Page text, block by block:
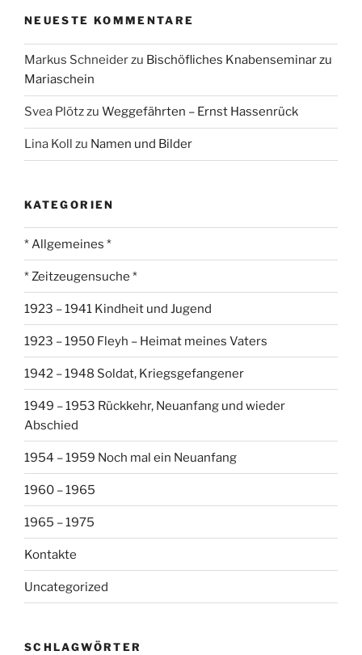
NEUESTE KOMMENTARE
Markus Schneiderzu Bischöfliches Knabenseminar zu
Mariaschein
Svea Plötzzu Weggefährten – Ernst Hassenrück
Lina Koll zu Namen und Bilder
KATEGORIEN
* Allgemeines *
* Zeitzeugensuche *
1923 – 1941 Kindheit und Jugend
1923 – 1950 Fleyh – Heimat meines Vaters
1942 – 1948 Soldat, Kriegsgefangener
1949 – 1953 Rückkehr, Neuanfang und wieder
Abschied
1954 – 1959 Noch mal ein Neuanfang
1960 – 1965
1965 – 1975
Kontakte
Uncategorized
SCHLAGWÖRTER